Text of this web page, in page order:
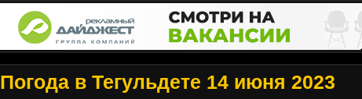
Погода в Тегульдете 14 июня 2023